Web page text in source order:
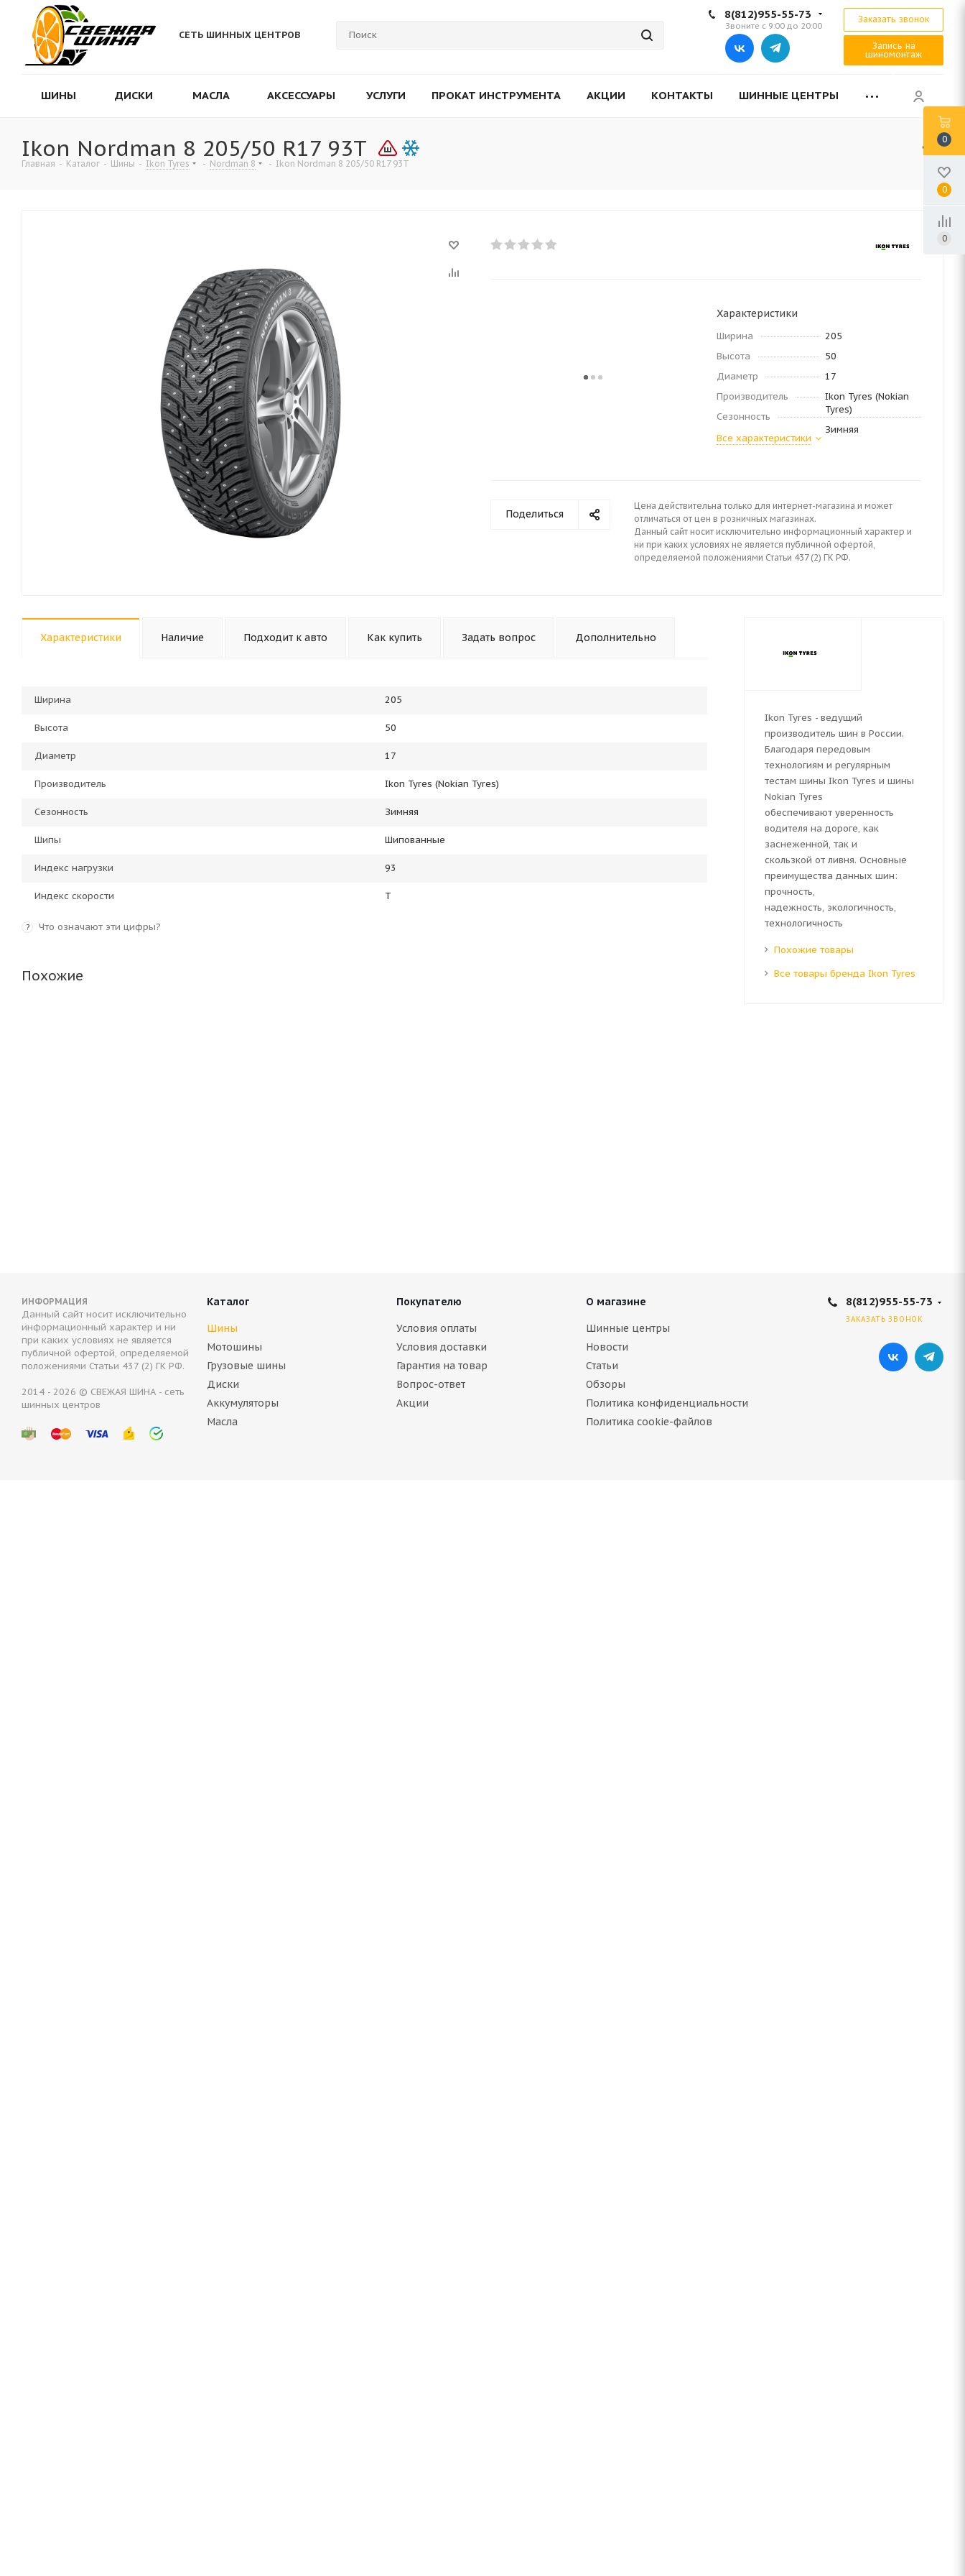
СЕТЬ ШИННЫХ ЦЕНТРОВ
8(812)955-55-73
Звоните с 9:00 до 20:00
Заказать звонок
Запись на
шиномонтаж
ШИНЫ ДИСКИ МАСЛА АКСЕССУАРЫ УСЛУГИ ПРОКАТ ИНСТРУМЕНТА АКЦИИ КОНТАКТЫ ШИННЫЕ ЦЕНТРЫ
Ikon Nordman 8 205/50 R17 93T
Главная - Каталог - Шины - Ikon Tyres - Nordman 8 - Ikon Nordman 8 205/50 R17 93T
Характеристики
Ширина
205
Высота
50
Диаметр
17
Производитель
Ikon Tyres (Nokian
Tyres)
Сезонность
Зимняя
Все характеристики
Поделиться
Цена действительна только для интернет-магазина и может
отличаться от цен в розничных магазинах.
Данный сайт носит исключительно информационный характер и
ни при каких условиях не является публичной офертой,
определяемой положениями Статьи 437 (2) ГК РФ.
Характеристики Наличие Подходит к авто Как купить Задать вопрос Дополнительно
Ширина 205
Высота 50
Диаметр 17
Производитель Ikon Tyres (Nokian Tyres)
Сезонность Зимняя
Шипы Шипованные
Индекс нагрузки 93
Индекс скорости T
? Что означают эти цифры?
Похожие
Bridgestone Blizzak Spike-01 205/50 R17 89T
Ikon Tyres - ведущий
производитель шин в России.
Благодаря передовым
технологиям и регулярным
тестам шины Ikon Tyres и шины
Nokian Tyres
обеспечивают уверенность
водителя на дороге, как
заснеженной, так и
скользкой от ливня. Основные
преимущества данных шин:
прочность,
надежность, экологичность,
технологичность
Похожие товары
Все товары бренда Ikon Tyres
ИНФОРМАЦИЯ
Данный сайт носит исключительно
информационный характер и ни
при каких условиях не является
публичной офертой, определяемой
положениями Статьи 437 (2) ГК РФ.
2014 - 2026 © СВЕЖАЯ ШИНА - сеть
шинных центров
Каталог
Шины
Мотошины
Грузовые шины
Диски
Аккумуляторы
Масла
Покупателю
Условия оплаты
Условия доставки
Гарантия на товар
Вопрос-ответ
Акции
О магазине
Шинные центры
Новости
Статьи
Обзоры
Политика конфиденциальности
Политика cookie-файлов
8(812)955-55-73
ЗАКАЗАТЬ ЗВОНОК
0
0
0